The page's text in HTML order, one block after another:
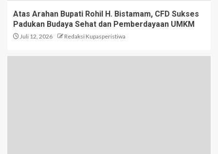
Atas Arahan Bupati Rohil H. Bistamam, CFD Sukses
Padukan Budaya Sehat dan Pemberdayaan UMKM
Juli 12, 2026 Redaksi Kupasperistiwa